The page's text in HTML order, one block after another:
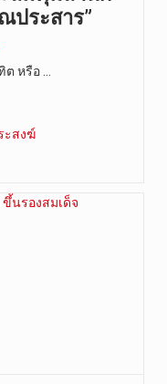
ประสาร”
หรือ …
ะสงฆ์